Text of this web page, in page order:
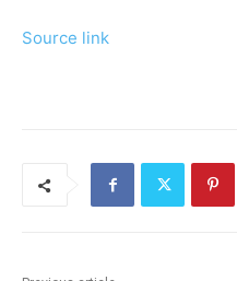
Source link